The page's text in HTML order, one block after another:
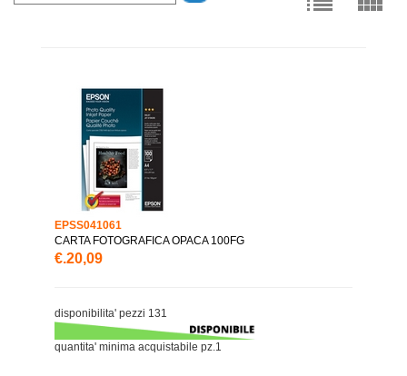
EPSS041061
CARTA FOTOGRAFICA OPACA 100FG
€.20,09
disponibilita' pezzi 131
quantita' minima acquistabile pz.1